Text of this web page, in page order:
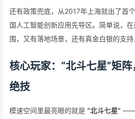
还有政策兜底，从2017年上海就出了首
国人工智能创新应用先导区。简单说，
围，又有落地场景，还有真金白银的支持
核心玩家：“北斗七星”矩
绝技
模速空间里最亮眼的就是 “北斗七星” ——